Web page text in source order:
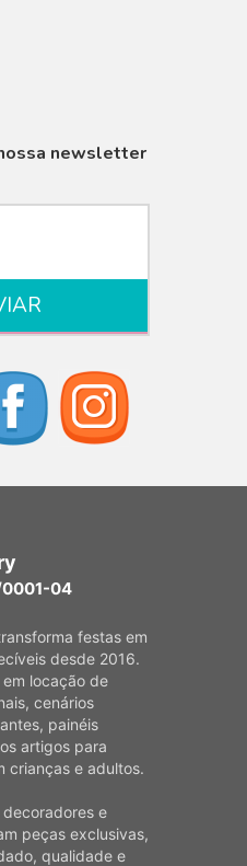
newsletter
04
festas em
desde 2016.
locação de
cenários
painéis
artigos para
crianças e adultos.
e
peças exclusivas,
qualidade e